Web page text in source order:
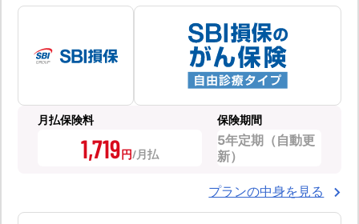
月払保険料
1,719円
保険期間
5年定期（自動更
新）
プランの中身を見る